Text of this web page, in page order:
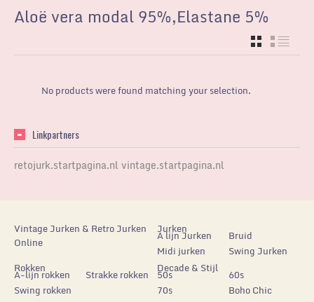
Aloë vera modal 95%,Elastane 5%
GRID
No products were found matching your selection.
Linkpartners
retojurk.startpagina.nl vintage.startpagina.nl
Vintage Jurken & Retro Jurken
Online
Jurken
A lijn Jurken
Bruid
Midi jurken
Swing Jurken
Rokken
A-lijn rokken
Strakke rokken
Swing rokken
Decade & Stijl
50s
60s
70s
Boho Chic